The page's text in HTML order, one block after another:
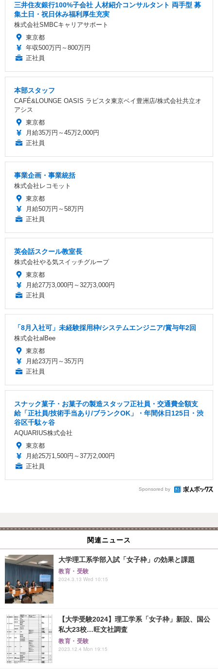
三井住友銀行100%子会社 人材紹介コンサルタント 両手型 募
集土日・祝日休み福利厚生充実
株式会社SMBCキャリアサポート
東京都
年収500万円～800万円
正社員
本部スタッフ
CAFÉ&LOUNGE OASIS ラビスタ東京ベイ豊洲店/株式会社共立オ
アシス
東京都
月給35万円～45万2,000円
正社員
事業企画・事業統括
株式会社レコモット
東京都
月給50万円～58万円
正社員
英会話スクール教室長
株式会社やる気スイッチグループ
東京都
月給27万3,000円～32万3,000円
正社員
「8月入社可」未経験採用枠/システムエンジニア/賞与年2回
株式会社alBee
東京都
月給23万円～35万円
正社員
スナック菓子・お菓子の製造スタッフ正社員・交通費全額支
給「正社員/技術手当あり/ブランクOK」・年間休日125日・渋
谷区千駄ヶ谷
AQUARIUS株式会社
東京都
月給25万1,500円～37万2,000円
正社員
Sponsored by
関連ニュース
大学理工系学部入試「女子枠」の効果と課題
教育・受験
2024.3.13 Wed 10:15
【大学受験2024】理工学系「女子枠」新設、国公
私大23校…旺文社調査
教育・受験
2023.12.4 Mon 19:15